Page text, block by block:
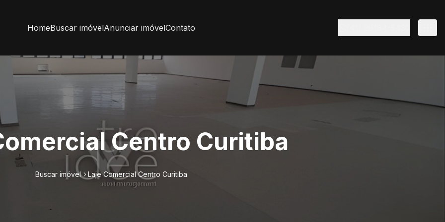
HomeBuscar imóvelAnunciar imóvelContato
Centro Curitiba
Buscar imóvel Laje Comercial Centro Curitiba